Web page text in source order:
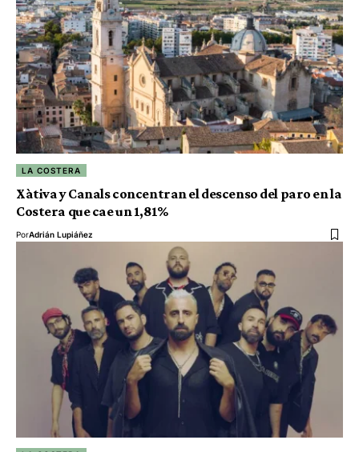
LA COSTERA
Xàtiva y Canals concentran el descenso del paro en la
Costera que cae un 1,81%
PorAdrián Lupiáñez